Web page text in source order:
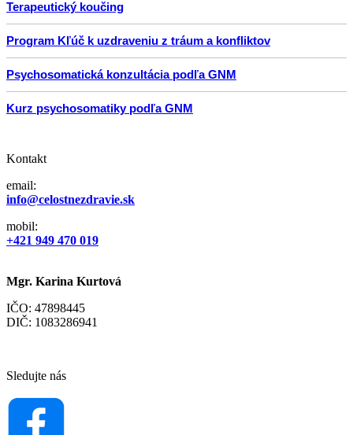
Terapeutický koučing
Program Kľúč k uzdraveniu z tráum a konfliktov
Psychosomatická konzultácia podľa GNM
Kurz psychosomatiky podľa GNM
Kontakt
email:
info@celostnezdravie.sk
mobil:
+421 949 470 019
Mgr. Karina Kurtová
IČO: 47898445
DIČ: 1083286941
Sledujte nás